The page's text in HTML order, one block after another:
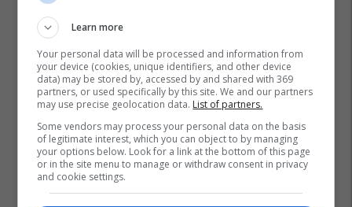
Learn more
Your personal data will be processed and information from
your device (cookies, unique identifiers, and other device
data) may be stored by, accessed by and shared with 369
partners, or used specifically by this site. We and our partners
may use precise geolocation data. List of partners.
Some vendors may process your personal data on the basis
of legitimate interest, which you can object to by managing
your options below. Look for a link at the bottom of this page
or in the site menu to manage or withdraw consent in privacy
and cookie settings.